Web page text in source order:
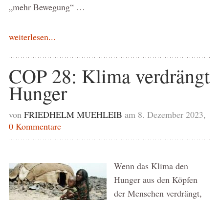
„mehr Bewegung“ …
weiterlesen...
COP 28: Klima verdrängt
Hunger
von FRIEDHELM MUEHLEIB am 8. Dezember 2023,
0 Kommentare
Wenn das Klima den
Hunger aus den Köpfen
der Menschen verdrängt,